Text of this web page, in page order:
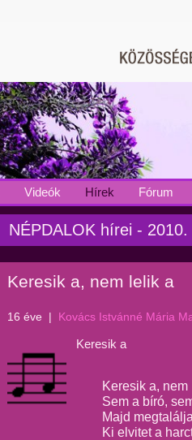
Videók Hírek Fórum
NÉPDALOK hírei - 2010.
Keresik a, nem lelik a
16 éve | Kovács Istvánné Mária
Keresik a
Keresik a,
Sem a bíró,
Majd
Ki elvitet a